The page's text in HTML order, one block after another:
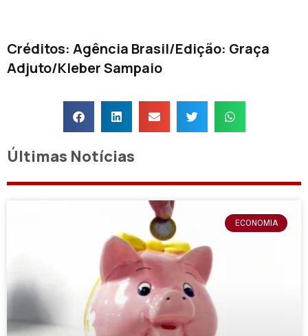
Créditos: Agência Brasil/Edição: Graça
Adjuto/Kleber Sampaio
Últimas Notícias
ECONOMIA